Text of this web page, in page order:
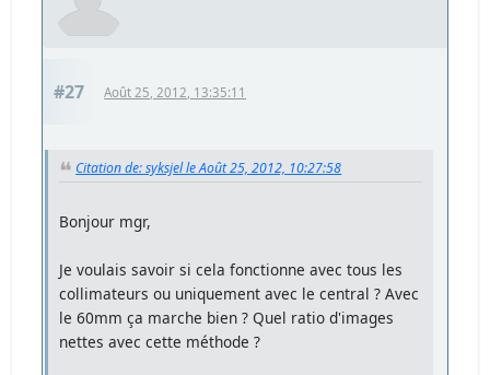
#27 Août 25, 2012, 13:35:11
Citation de: syksjel le Août 25, 2012, 10:27:58
Bonjour mgr,
Je voulais savoir si cela fonctionne avec tous les
collimateurs ou uniquement avec le central ? Avec
le 60mm ça marche bien ? Quel ratio d'images
nettes avec cette méthode ?